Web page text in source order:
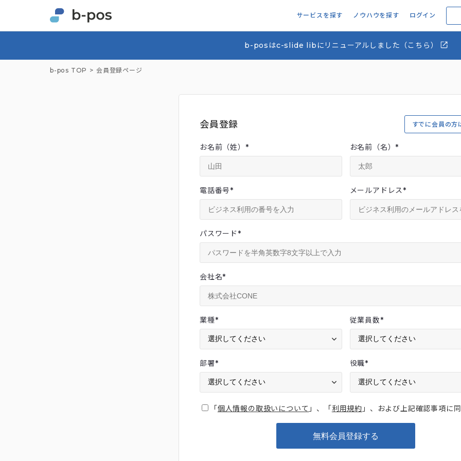
サービスを探す ノウハウを探す ログイン
b-posはc-slide libにリニューアルしました（こちら）
b-pos TOP 会員登録ページ
会員登録 すでに会員の方
お名前（姓） * お名前（名）*
電話番号* メールアドレス*
パスワード*
会社名*
業種* 従業員数*
部署* 役職*
「 個人情報の取扱いについて 」、「 利用規約 」、および上記確認事項に